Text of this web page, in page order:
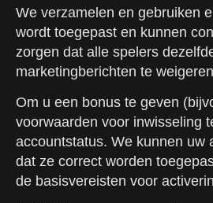
We verzamelen en gebruiken
wordt toegepast en kunnen
zorgen dat alle spelers
marketingberichten te
Om u een bonus te geven
voorwaarden voor inwisseling
accountstatus. We kunnen uw
dat ze correct worden
de basisvereisten voor